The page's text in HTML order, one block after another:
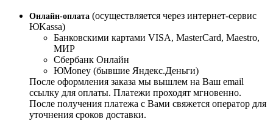
Онлайн-оплата (осуществляется через интернет-сервис
ЮKassa)
Банковскими картами VISA, MasterСard, Maestro,
МИР
Сбербанк Онлайн
ЮMoney (бывшие Яндекс.Деньги)
После оформления заказа мы вышлем на Ваш email
ссылку для оплаты. Платежи проходят мгновенно.
После получения платежа с Вами свяжется оператор для
уточнения сроков доставки.